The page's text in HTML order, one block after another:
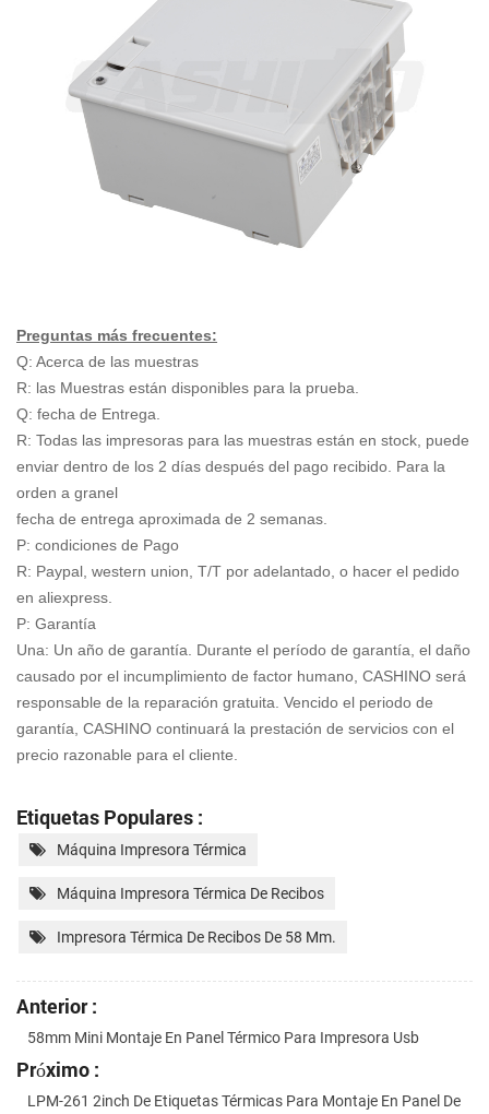
Preguntas más frecuentes:
Q: Acerca de las muestras
R: las Muestras están disponibles para la prueba.
Q: fecha de Entrega.
R: Todas las impresoras para las muestras están en stock, puede
enviar dentro de los 2 días después del pago recibido. Para la
orden a granel
fecha de entrega aproximada de 2 semanas.
P: condiciones de Pago
R: Paypal, western union, T/T por adelantado, o hacer el pedido
en aliexpress.
P: Garantía
Una: Un año de garantía. Durante el período de garantía, el daño
causado por el incumplimiento de factor humano, CASHINO será
responsable de la reparación gratuita. Vencido el periodo de
garantía, CASHINO continuará la prestación de servicios con el
precio razonable para el cliente.
Etiquetas Populares :
Máquina Impresora Térmica
Máquina Impresora Térmica De Recibos
Impresora Térmica De Recibos De 58 Mm.
Anterior :
58mm Mini Montaje En Panel Térmico Para Impresora Usb
Próximo :
LPM-261 2inch De Etiquetas Térmicas Para Montaje En Panel De